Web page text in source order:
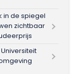
in de spiegel
zichtbaar